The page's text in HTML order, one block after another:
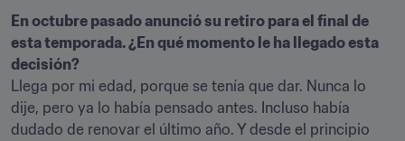
En octubre pasado anunció su retiro para el final de
esta temporada. ¿En qué momento le ha llegado esta
decisión?
Llega por mi edad, porque se tenía que dar. Nunca lo
dije, pero ya lo había pensado antes. Incluso había
dudado de renovar el último año. Y desde el principio